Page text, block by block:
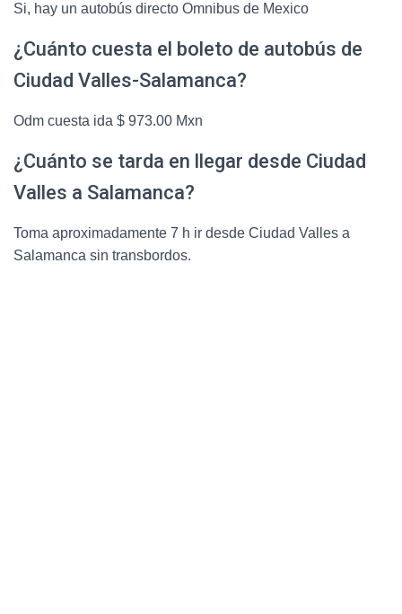
Si, hay un autobús directo Omnibus de Mexico
¿Cuánto cuesta el boleto de autobús de
Ciudad Valles-Salamanca?
Odm cuesta ida $ 973.00 Mxn
¿Cuánto se tarda en llegar desde Ciudad
Valles a Salamanca?
Toma aproximadamente 7 h ir desde Ciudad Valles a
Salamanca sin transbordos.